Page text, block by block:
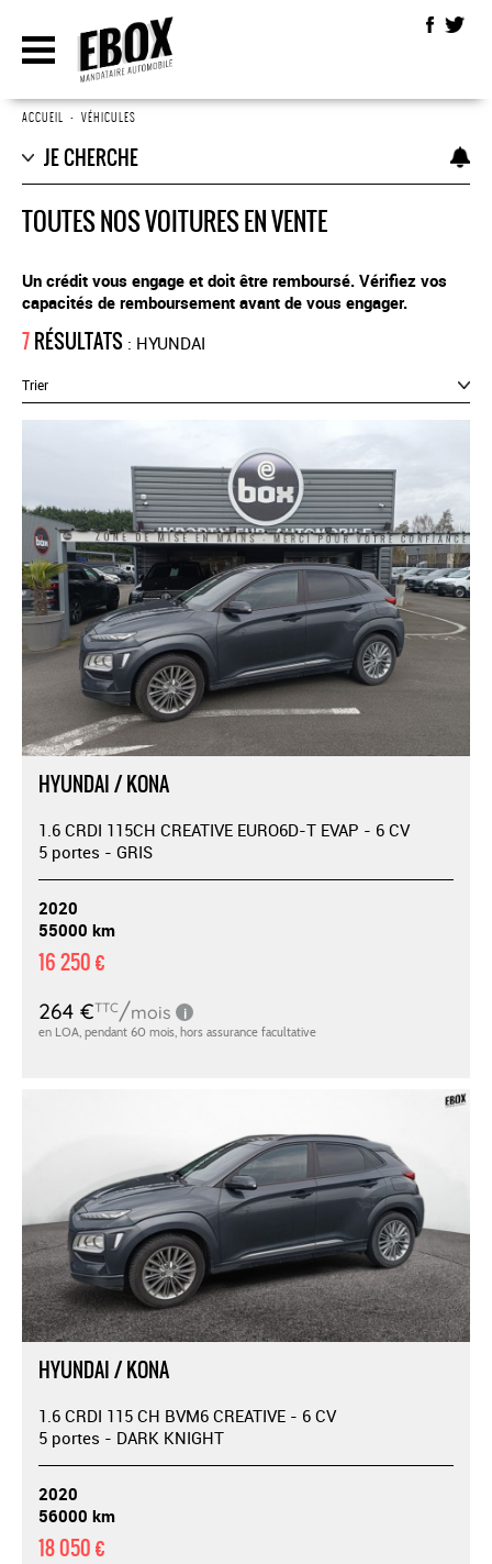
ACCUEIL • VÉHICULES
JE CHERCHE
TOUTES NOS VOITURES EN VENTE
Un crédit vous engage et doit être remboursé. Vérifiez vos
capacités de remboursement avant de vous engager.
7RÉSULTATS : HYUNDAI
Trier
HYUNDAI / KONA
1.6 CRDI 115CH CREATIVE EURO6D-T EVAP - 6 CV
5 portes - GRIS
2020
55000 km
16 250 €
HYUNDAI / KONA
1.6 CRDI 115 CH BVM6 CREATIVE - 6 CV
5 portes - DARK KNIGHT
2020
56000 km
18 050 €